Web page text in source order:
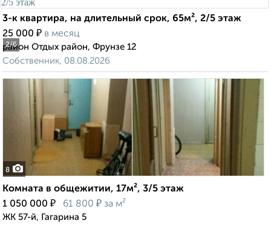
2/6
3-к квартира, на длительный срок, 65м², 2/5 этаж
25 000 ₽ в месяц
район Отдых район, Фрунзе 12
Собственник, 08.08.2026
8
Комната в общежитии, 17м², 3/5 этаж
1 050 000 ₽ 61 800 ₽ за м²
ЖК 57-й, Гагарина 5